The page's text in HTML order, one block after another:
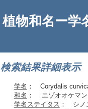
植物和名ー学
検索結果詳細表示
学名 ： Corydalis
和名 ： エゾオオケマン
学名ステイタス ： シ